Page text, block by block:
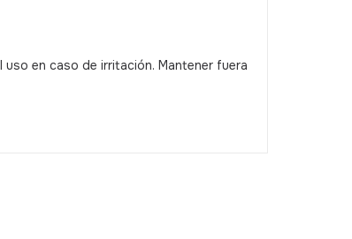
en caso de irritación. Mantener fuera